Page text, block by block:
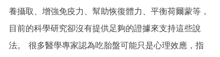
養攝取、增強免疫力、幫助恢復體力、平衡荷爾蒙等，
目前的科學研究卻沒有提供足夠的證據來支持這些說
法。 很多醫學專家認為吃胎盤可能只是心理效應，指